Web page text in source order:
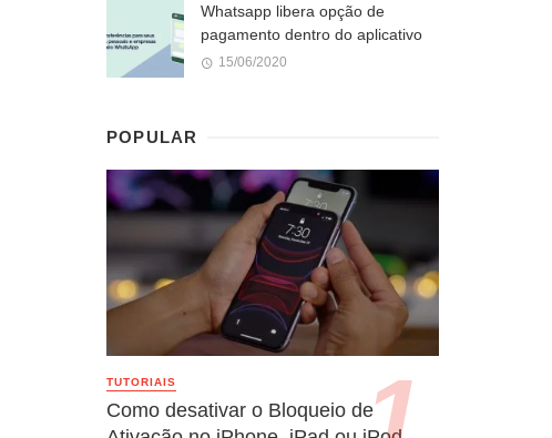
Whatsapp libera opção de
pagamento dentro do aplicativo
15/06/2020
POPULAR
TUTORIAIS
Como desativar o Bloqueio de